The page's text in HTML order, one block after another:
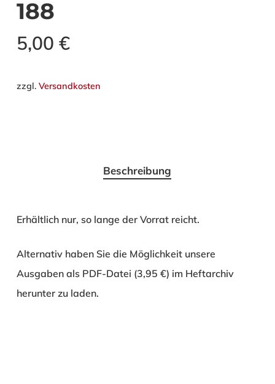
188
5,00 €
zzgl. Versandkosten
Beschreibung
Erhältlich nur, so lange der Vorrat reicht.
Alternativ haben Sie die Möglichkeit unsere
Ausgaben als PDF-Datei (3,95 €) im Heftarchiv
herunter zu laden.